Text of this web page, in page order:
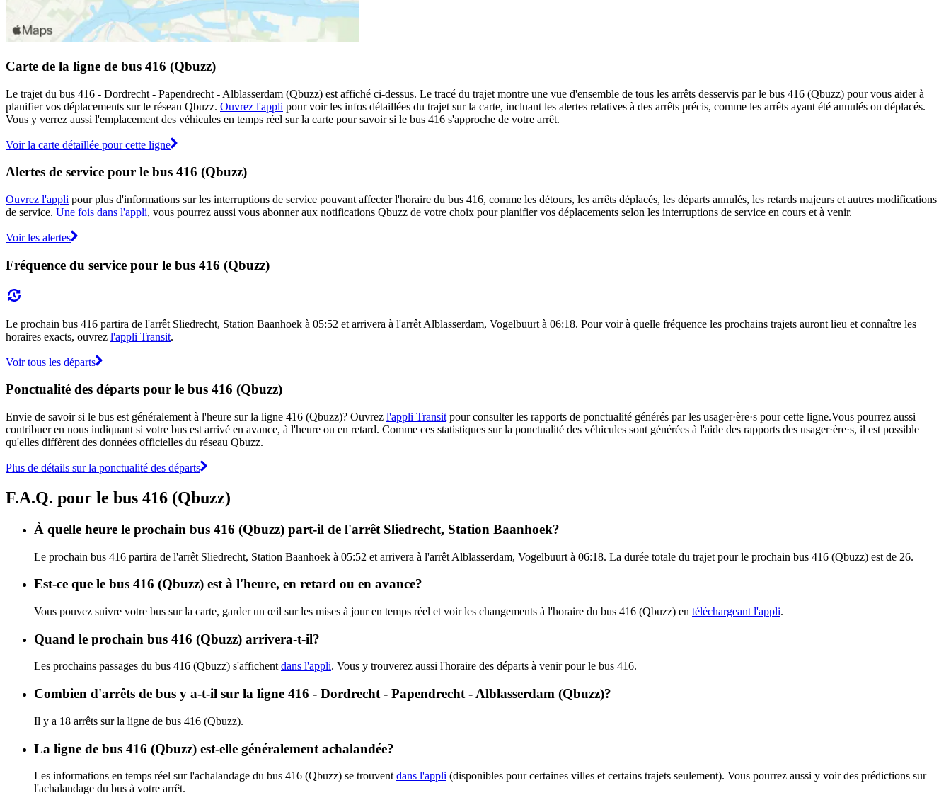
Carte de la ligne de bus 416 (Qbuzz)
Le trajet du bus 416 - Dordrecht - Papendrecht - Alblasserdam (Qbuzz) est affiché ci-dessus. Le tracé du trajet montre une vue d'ensemble de tous les arrêts desservis par le bus 416 (Qbuzz) pour vous aider à
planifier vos déplacements sur le réseau Qbuzz. Ouvrez l'appli pour voir les infos détaillées du trajet sur la carte, incluant les alertes relatives à des arrêts précis, comme les arrêts ayant été annulés ou déplacés.
Vous y verrez aussi l'emplacement des véhicules en temps réel sur la carte pour savoir si le bus 416 s'approche de votre arrêt.
Voir la carte détaillée pour cette ligne
Alertes de service pour le bus 416 (Qbuzz)
Ouvrez l'appli pour plus d'informations sur les interruptions de service pouvant affecter l'horaire du bus 416, comme les détours, les arrêts déplacés, les départs annulés, les retards majeurs et autres modifications
de service. Une fois dans l'appli, vous pourrez aussi vous abonner aux notifications Qbuzz de votre choix pour planifier vos déplacements selon les interruptions de service en cours et à venir.
Voir les alertes
Fréquence du service pour le bus 416 (Qbuzz)
Le prochain bus 416 partira de l'arrêt Sliedrecht, Station Baanhoek à 05:52 et arrivera à l'arrêt Alblasserdam, Vogelbuurt à 06:18. Pour voir à quelle fréquence les prochains trajets auront lieu et connaître les
horaires exacts, ouvrez l'appli Transit.
Voir tous les départs
Ponctualité des départs pour le bus 416 (Qbuzz)
Envie de savoir si le bus est généralement à l'heure sur la ligne 416 (Qbuzz)? Ouvrez l'appli Transit pour consulter les rapports de ponctualité générés par les usager·ère·s pour cette ligne.Vous pourrez aussi
contribuer en nous indiquant si votre bus est arrivé en avance, à l'heure ou en retard. Comme ces statistiques sur la ponctualité des véhicules sont générées à l'aide des rapports des usager·ère·s, il est possible
qu'elles diffèrent des données officielles du réseau Qbuzz.
Plus de détails sur la ponctualité des départs
F.A.Q. pour le bus 416 (Qbuzz)
À quelle heure le prochain bus 416 (Qbuzz) part-il de l'arrêt Sliedrecht, Station Baanhoek?
Le prochain bus 416 partira de l'arrêt Sliedrecht, Station Baanhoek à 05:52 et arrivera à l'arrêt Alblasserdam, Vogelbuurt à 06:18. La durée totale du trajet pour le prochain bus 416 (Qbuzz) est de 26.
Est-ce que le bus 416 (Qbuzz) est à l'heure, en retard ou en avance?
Vous pouvez suivre votre bus sur la carte, garder un œil sur les mises à jour en temps réel et voir les changements à l'horaire du bus 416 (Qbuzz) en téléchargeant l'appli.
Quand le prochain bus 416 (Qbuzz) arrivera-t-il?
Les prochains passages du bus 416 (Qbuzz) s'affichent dans l'appli. Vous y trouverez aussi l'horaire des départs à venir pour le bus 416.
Combien d'arrêts de bus y a-t-il sur la ligne 416 - Dordrecht - Papendrecht - Alblasserdam (Qbuzz)?
Il y a 18 arrêts sur la ligne de bus 416 (Qbuzz).
La ligne de bus 416 (Qbuzz) est-elle généralement achalandée?
Les informations en temps réel sur l'achalandage du bus 416 (Qbuzz) se trouvent dans l'appli (disponibles pour certaines villes et certains trajets seulement). Vous pourrez aussi y voir des prédictions sur
l'achalandage du bus à votre arrêt.